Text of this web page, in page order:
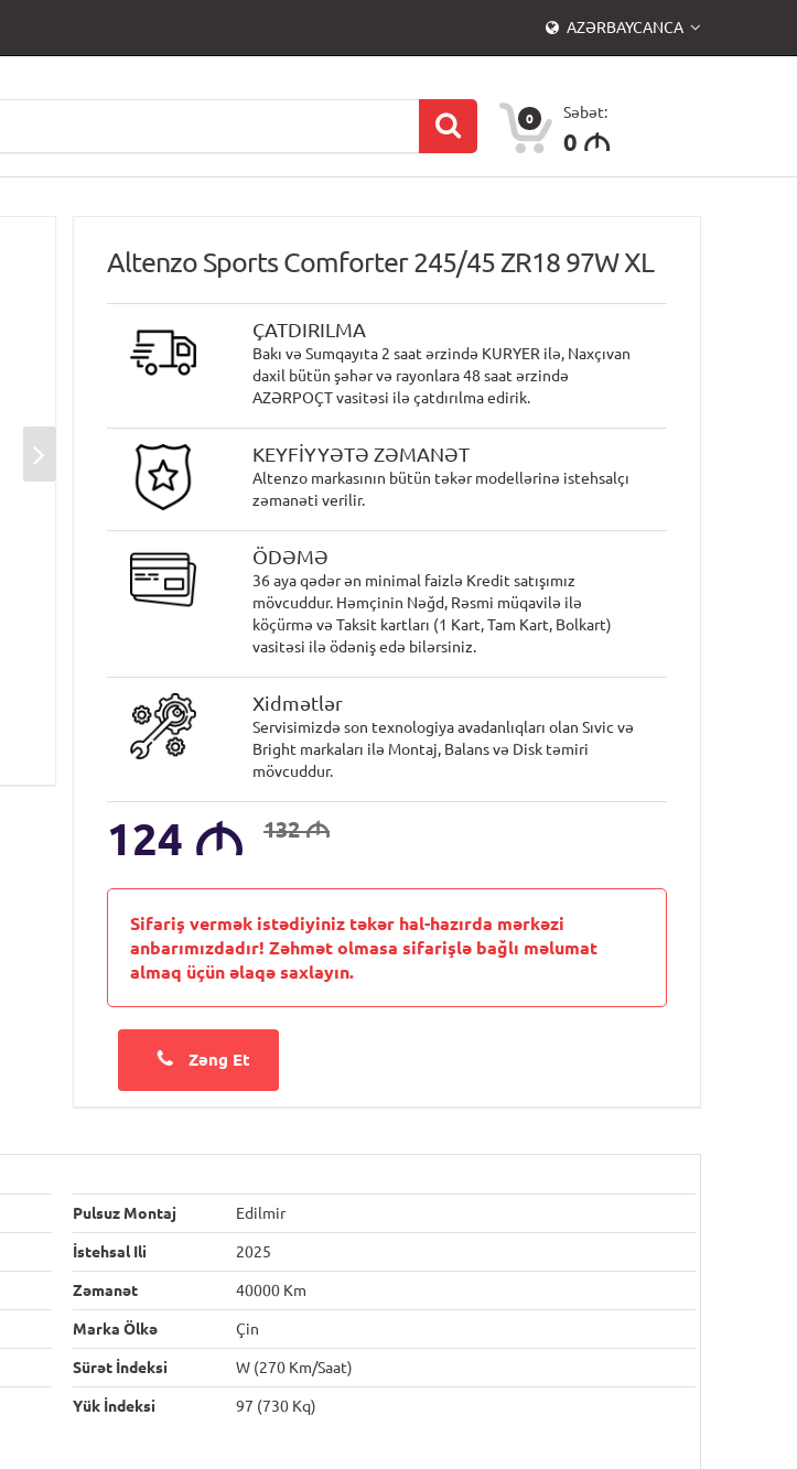
AZƏRBAYCANCA
0 Səbət:
0 M
Altenzo Sports Comforter 245/45 ZR18 97W XL
ÇATDIRILMA
Bakı və Sumqayıta 2 saat ərzində KURYER ilə, Naxçıvan
daxil bütün şəhər və rayonlara 48 saat ərzində
AZƏRPOÇT vasitəsi ilə çatdırılma edirik.
KEYFİYYƏTƏ ZƏMANƏT
Altenzo markasının bütün təkər modellərinə istehsalçı
zəmanəti verilir.
ÖDƏMƏ
36 aya qədər ən minimal faizlə Kredit satışımız
mövcuddur. Həmçinin Nəğd, Rəsmi müqavilə ilə
köçürmə və Taksit kartları (1 Kart, Tam Kart, Bolkart)
vasitəsi ilə ödəniş edə bilərsiniz.
Xidmətlər
Servisimizdə son texnologiya avadanlıqları olan Sıvic və
Bright markaları ilə Montaj, Balans və Disk təmiri
mövcuddur.
124 M 132M
Sifariş vermək istədiyiniz təkər hal-hazırda mərkəzi
anbarımızdadır! Zəhmət olmasa sifarişlə bağlı məlumat
almaq üçün əlaqə saxlayın.
Zəng Et
Pulsuz Montaj Edilmir
İstehsal Ili 2025
Zəmanət 40000 Km
Marka Ölkə Çin
Sürət İndeksi W (270 Km/saat)
Yük İndeksi 97 (730 Kq)